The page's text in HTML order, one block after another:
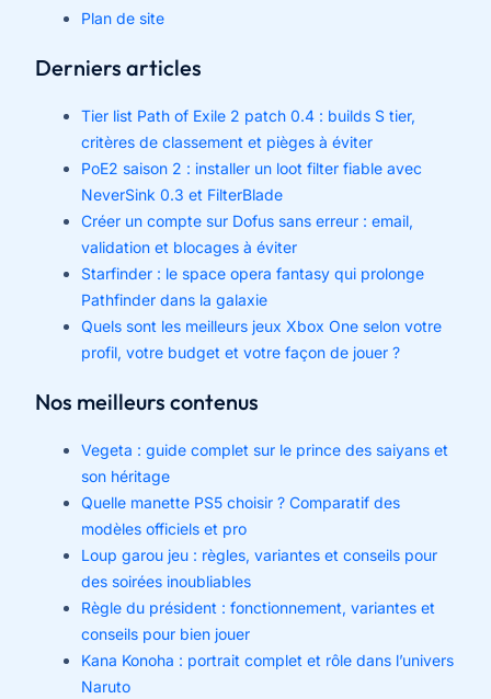
Plan de site
Derniers articles
Tier list Path of Exile 2 patch 0.4 : builds S tier,
critères de classement et pièges à éviter
PoE2 saison 2 : installer un loot filter fiable avec
NeverSink 0.3 et FilterBlade
Créer un compte sur Dofus sans erreur : email,
validation et blocages à éviter
Starfinder : le space opera fantasy qui prolonge
Pathfinder dans la galaxie
Quels sont les meilleurs jeux Xbox One selon votre
profil, votre budget et votre façon de jouer ?
Nos meilleurs contenus
Vegeta : guide complet sur le prince des saiyans et
son héritage
Quelle manette PS5 choisir ? Comparatif des
modèles officiels et pro
Loup garou jeu : règles, variantes et conseils pour
des soirées inoubliables
Règle du président : fonctionnement, variantes et
conseils pour bien jouer
Kana Konoha : portrait complet et rôle dans l’univers
Naruto